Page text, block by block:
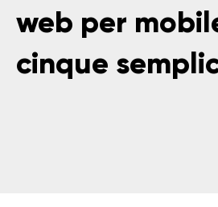
web per
cinque